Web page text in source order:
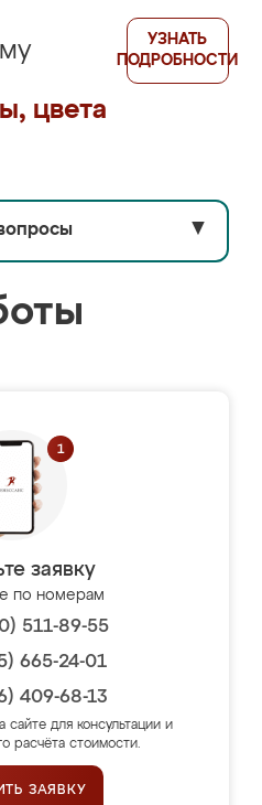
цвета
УЗНАТЬ
ПОДРОБНОСТИ
▼
заявку
по номерам
511-89-55
665-24-01
409-68-13
сайте для консультации и
расчёта стоимости.
ЗАЯВКУ